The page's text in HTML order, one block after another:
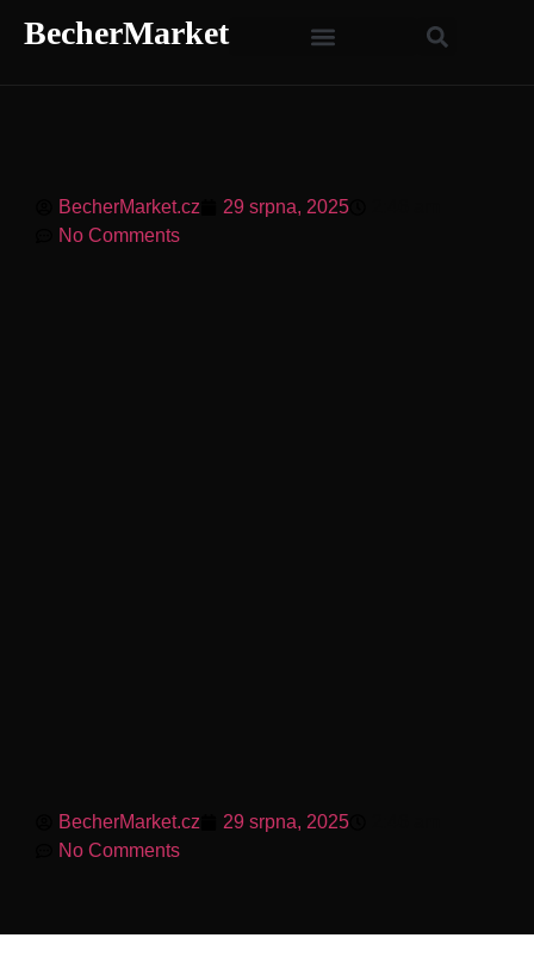
BecherMarket
BecherMarket.cz 29 srpna, 2025
No Comments
BecherMarket.cz 29 srpna, 2025
No Comments